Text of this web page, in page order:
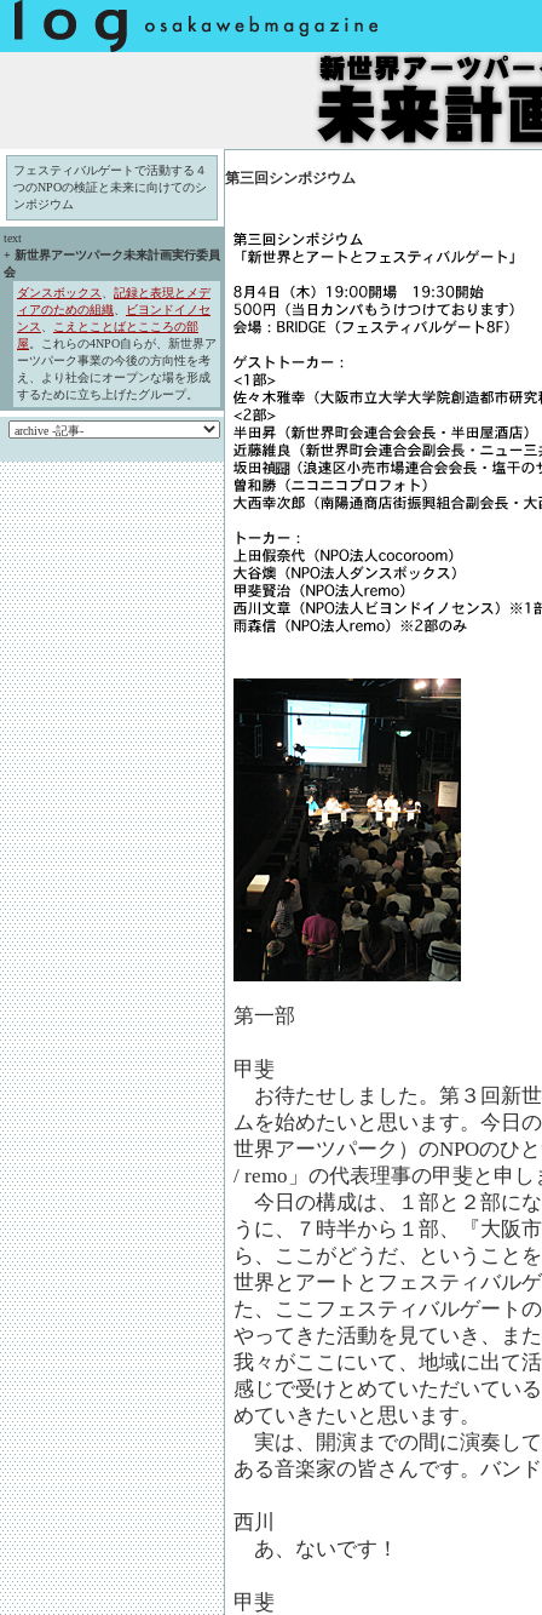
フェスティバルゲートで活動する４
つのNPOの検証と未来に向けてのシ
ンポジウム
text
+ 新世界アーツパーク未来計画実行委員
会
ダンスボックス
記録と表現とメデ
ィアのための組織
ビヨンドイノセ
ンス
こえとことばとこころの部
屋 。これらの4NPO自らが、新世界ア
ーツパーク事業の今後の方向性を考
え、より社会にオープンな場を形成
するために立ち上げたグループ。
第三回シンポジウム
第一部
甲斐
お待たせしました。第３回新
ムを始めたいと思います。今日
世界アーツパーク）のNPOのひ
/ remo」の代表理事の甲斐と申
今日の構成は、１部と２部に
うに、７時半から１部、『大阪
ら、ここがどうだ、ということ
世界とアートとフェスティバル
た、ここフェスティバルゲート
やってきた活動を見ていき、ま
我々がここにいて、地域に出て
感じで受けとめていただいてい
めていきたいと思います。
実は、開演までの間に演奏し
ある音楽家の皆さんです。バン
西川
あ、ないです！
甲斐